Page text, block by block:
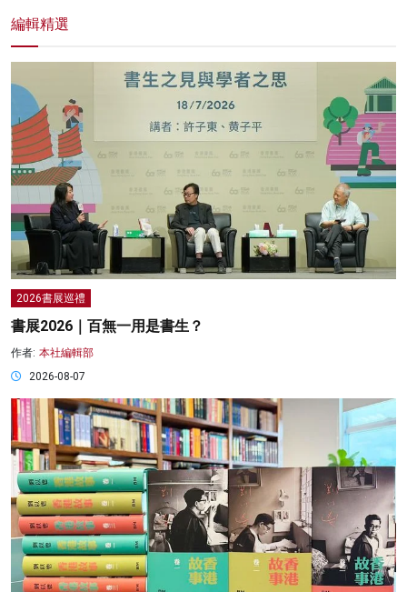
編輯精選
2026書展巡禮
書展2026｜百無一用是書生？
作者: 本社編輯部
2026-08-07